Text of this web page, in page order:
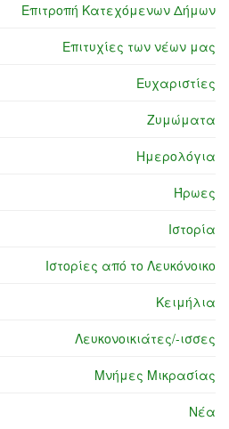
Επιτροπή Κατεχόμενων Δήμων
Επιτυχίες των νέων μας
Ευχαριστίες
Ζυμώματα
Ημερολόγια
Ήρωες
Ιστορία
Ιστορίες από το Λευκόνοικο
Κειμήλια
Λευκονοικιάτες/-ισσες
Μνήμες Μικρασίας
Νέα